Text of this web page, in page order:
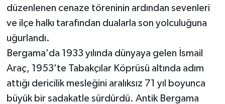
düzenlenen cenaze töreninin ardından sevenleri
ve ilçe halkı tarafından dualarla son yolculuğuna
uğurlandı.
Bergama'da 1933 yılında dünyaya gelen İsmail
Araç, 1953'te Tabakçılar Köprüsü altında adım
attığı dericilik mesleğini aralıksız 71 yıl boyunca
büyük bir sadakatle sürdürdü. Antik Bergama